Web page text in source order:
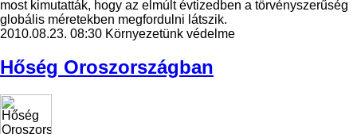
most kimutatták, hogy az elmúlt évtizedben a törvényszerűség
globális méretekben megfordulni látszik.
2010.08.23. 08:30 Környezetünk védelme
Hőség Oroszországban